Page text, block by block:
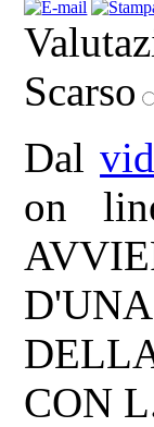
Scarso
Dal
on
CON